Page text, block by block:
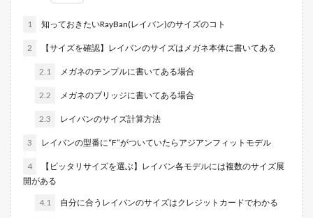
1 知っておきたいRayBan(レイバン)のサイズのコト
2 【サイズを確認】レイバンのサイズはメガネ本体に書いてある
2.1 メガネのテンプルに書いてある場合
2.2 メガネのブリッジに書いてある場合
2.3 レイバンのサイズ計算方法
3 レイバンの型番に“F”がついていたらアジアンフィットモデル
4
【ピッタリサイズを選ぶ】レイバン各モデルには複数のサイズ展
開がある
4.1 自分に合うレイバンのサイズはクレジットカードでわかる